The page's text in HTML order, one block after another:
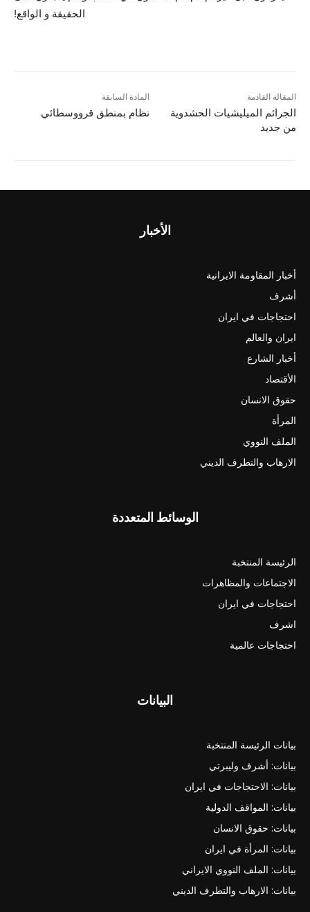
الحقيقة و الواقع!
المادة السابقة
نظام بمنطق قرووسطائي
المقالة القادمة
الجرائم الميليشيات الحشدوية
من جديد
الأخبار
أخبار المقاومة الايرانية
أشرف
احتجاجات في ايران
ايران والعالم
أخبار الشارع
الأقتصاد
حقوق الانسان
المرأة
الملف النووي
الارهاب والتطرف الديني
الوسائط المتعددة
الرئيسة المنتخبة
الاجتماعات والمظاهرات
احتجاجات في ايران
اشرف
احتجاجات عالمية
البيانات
بيانات الرئيسة المنتخبة
بيانات: أشرف وليبرتي
بيانات: الاحتجاجات في ايران
بيانات: المواقف الدولية
بيانات: حقوق الانسان
بيانات: المرأة في ايران
بيانات: الملف النووي الايراني
بيانات: الارهاب والتطرف الديني